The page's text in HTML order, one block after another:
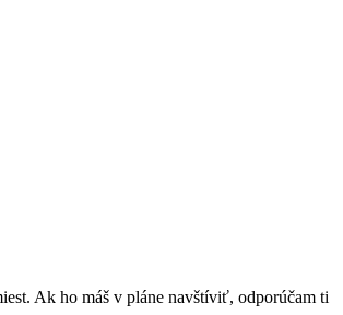
Ak ho máš v pláne navštíviť, odporúčam ti